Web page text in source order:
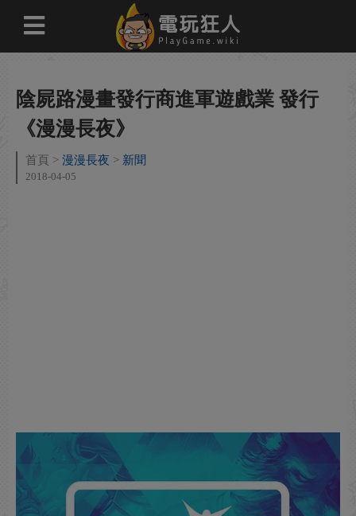
陰屍路漫畫發行商進軍遊戲業 發行
《漫漫長夜》
首頁 漫漫長夜 新聞
2018-04-05